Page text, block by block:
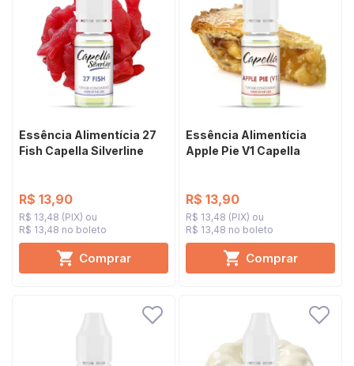
Essência Alimentícia 27
Fish Capella Silverline
R$ 13,90
R$ 13,48 (PIX)
R$ 13,48 no boleto
Comprar
Essência Alimentícia
Apple Pie V1 Capella
R$ 13,90
R$ 13,48 (PIX)
R$ 13,48 no boleto
Comprar